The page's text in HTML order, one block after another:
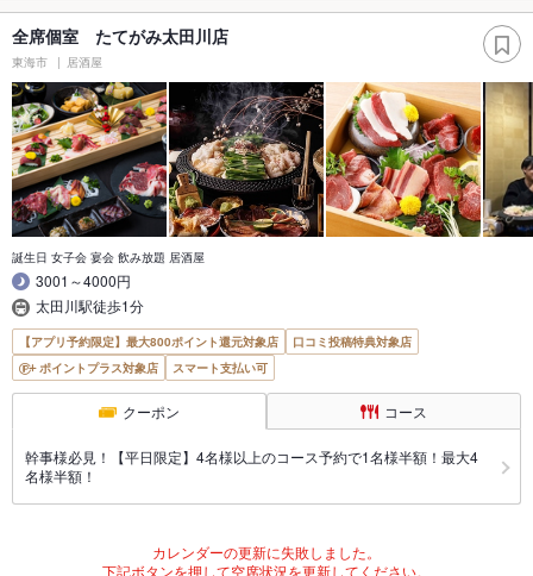
全席個室 たてがみ太田川店
東海市 居酒屋
誕生日 女子会 宴会 飲み放題 居酒屋
3001～4000円
太田川駅徒歩1分
【アプリ予約限定】最大800ポイント還元対象店
口コミ投稿特典対象店
ポイントプラス対象店
スマート支払い可
クーポン コース
幹事様必見！【平日限定】4名様以上のコース予約で1名様半額！最大4
名様半額！
カレンダーの更新に失敗しました。
下記ボタンを押して空席状況を更新してください。